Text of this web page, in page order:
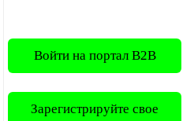
Войти на портал B2B
Зарегистрируйте свое